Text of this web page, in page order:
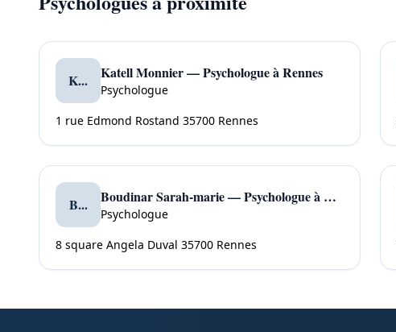
K... Katell Monnier — Psychologue à Rennes
Psychologue
1 rue Edmond Rostand 35700 Rennes
B... Boudinar Sarah-marie — Psychologue à Rennes
Psychologue
8 square Angela Duval 35700 Rennes